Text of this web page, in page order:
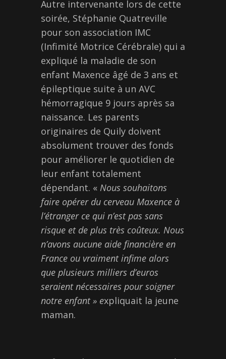
Autre intervenante lors de cette
soirée, Stéphanie Quatreville
pour son association IMC
(Infimité Motrice Cérébrale) qui a
expliqué la maladie de son
enfant Maxence âgé de 3 ans et
épileptique suite à un AVC
hémorragique 9 jours après sa
naissance. Les parents
originaires de Quily doivent
absolument trouver des fonds
pour améliorer le quotidien de
leur enfant totalement
dépendant. « Nous souhaitons
faire opérer du cerveau Maxence à
l’étranger ce qui n’est pas sans
risque et de plus très coûteux. Nous
n’avons aucune aide financière en
France ou vraiment infime alors
que plusieurs milliers d’euros
seraient nécessaires pour soigner
notre enfant » expliquait la jeune
maman.